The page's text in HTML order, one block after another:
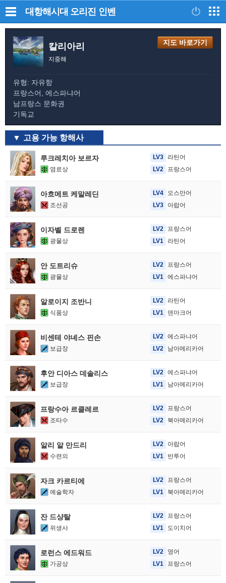
대항해시대 오리진 인벤
칼리아리
지중해
지도 바로가기
유형: 자유항
프랑스어, 에스파냐어
남프랑스 문화권
기독교
고용 가능 항해사
루크레치아 보르자
염료상
LV3
라틴어
LV2
프랑스어
아흐메트 케말레딘
조선공
LV4
오스만어
LV3
아랍어
이자벨 드로렌
광물상
LV2
프랑스어
LV1
라틴어
안 도트리슈
광물상
LV2
프랑스어
LV1
에스파냐어
알로이지 조반니
식품상
LV2
라틴어
LV1
덴마크어
비센테 야녜스 핀손
보급장
LV2
에스파냐어
LV2
남아메리카어
후안 디아스 데솔리스
보급장
LV2
에스파냐어
LV1
남아메리카어
프랑수아 르클레르
조타수
LV2
프랑스어
LV2
북아메리카어
알리 알 만드리
수련의
LV2
아랍어
LV1
반투어
자크 카르티에
예술학자
LV2
프랑스어
LV1
북아메리카어
잔 드샹탈
위생사
LV2
프랑스어
LV1
도이치어
로런스 에드워드
가공상
LV2
영어
LV1
프랑스어